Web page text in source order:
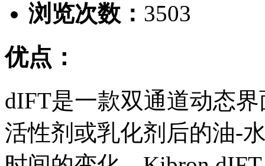
浏览次数： 3503
优点：
dIFT是一款双通道动态
活性剂或乳化剂后的油-